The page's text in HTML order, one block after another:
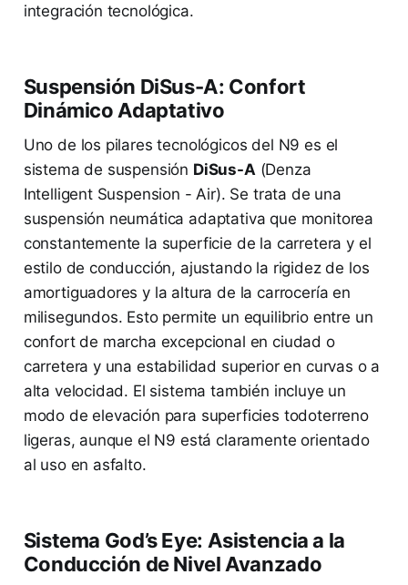
integración tecnológica.
Suspensión DiSus-A: Confort
Dinámico Adaptativo
Uno de los pilares tecnológicos del N9 es el
sistema de suspensión DiSus-A (Denza
Intelligent Suspension - Air). Se trata de una
suspensión neumática adaptativa que monitorea
constantemente la superficie de la carretera y el
estilo de conducción, ajustando la rigidez de los
amortiguadores y la altura de la carrocería en
milisegundos. Esto permite un equilibrio entre un
confort de marcha excepcional en ciudad o
carretera y una estabilidad superior en curvas o a
alta velocidad. El sistema también incluye un
modo de elevación para superficies todoterreno
ligeras, aunque el N9 está claramente orientado
al uso en asfalto.
Sistema God’s Eye: Asistencia a la
Conducción de Nivel Avanzado